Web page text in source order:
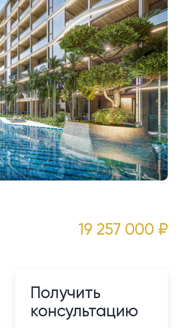
19 257 000 ₽
Получить
консультацию